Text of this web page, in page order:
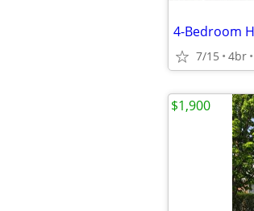
7/15 4br
$1,900